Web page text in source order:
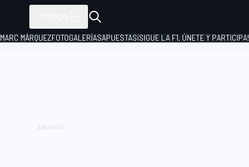
MARC MÁRQUEZFOTOGALERÍASAPUESTAS¡SIGUE LA F1, ÚNETE Y PARTICIPA!